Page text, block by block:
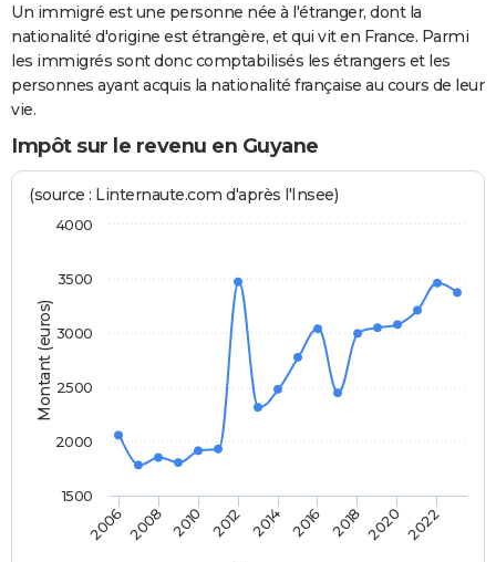
Un immigré est une personne née à l'étranger, dont la
nationalité d'origine est étrangère, et qui vit en France. Parmi
les immigrés sont donc comptabilisés les étrangers et les
personnes ayant acquis la nationalité française au cours de leur
vie.
Impôt sur le revenu en Guyane
Montant (euros)
(source : Linternaute.com d'après l'Insee)
20062008 2010 2012 2014 2016 2018 2020 2022
1500
2000
2500
3000
3500
4000